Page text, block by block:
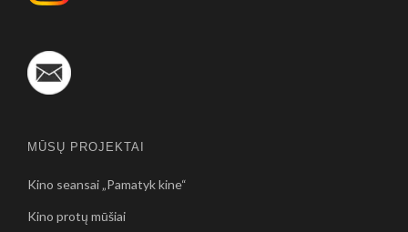
MŪSŲ PROJEKTAI
Kino seansai „Pamatyk kine“
Kino protų mūšiai